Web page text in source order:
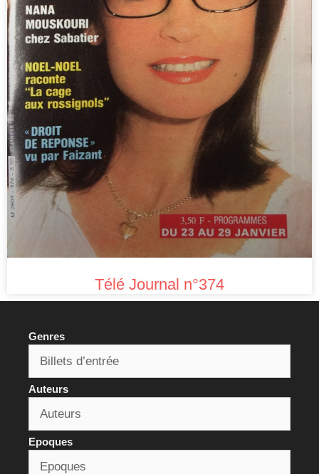
Télé Journal n°374
Genres
Auteurs
Epoques